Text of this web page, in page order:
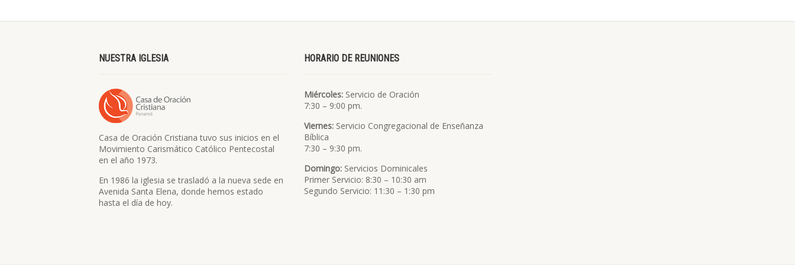
NUESTRA IGLESIA
Casa de Oración Cristiana tuvo sus inicios en el
Movimiento Carismático Católico Pentecostal
en el año 1973.
En 1986 la iglesia se trasladó a la nueva sede en
Avenida Santa Elena, donde hemos estado
hasta el día de hoy.
HORARIO DE REUNIONES
Miércoles:Servicio de Oración
7:30 – 9:00 pm.
Viernes:Servicio Congregacional de Enseñanza
Bíblica
7:30 – 9:30 pm.
Domingo:Servicios Dominicales
Primer Servicio: 8:30 – 10:30 am
Segundo Servicio: 11:30 – 1:30 pm